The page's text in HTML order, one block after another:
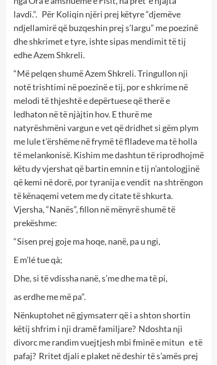
lavdi.”. Për Koliqin njëri prej këtyre “djemëve
ndjellamirë që buzqeshin prej s’largu” me poezinë
dhe shkrimet e tyre, ishte sipas mendimit të tij
edhe Azem Shkreli.
“Më pelqen shumë Azem Shkreli. Tringullon nji
notë trishtimi në poezinë e tij, por e shkrime në
melodi të thjeshtë e depërtuese që therë e
ledhaton në të njàjtin hov. E thurë me
natyrëshmëni vargun e vet që dridhet si gëm plym
me lule t’ërshëme në frymë të flladeve ma të holla
të melankonisë. Kishim me dashtun të riprodhojmë
këtu dy vjershat që bartin emnin e tij n’antologjinë
që kemi në dorë, por tyranija e vendit na shtrëngon
të kënaqemi vetem me dy citate të shkurta.
Vjersha, “Nanës”, fillon në mënyrë shumë të
prekëshme:
“Sisen prej goje ma hoqe, nanë, pa u ngi,
E m’lé tue qà;
Dhe, si të vdissha nanë, s’me dhe ma të pi,
as erdhe me më pa”.
Nënkuptohet në gjymsaterr që i a shton shortin
këtij shfrim i nji dramë familjare? Ndoshta nji
divorc me randim vuejtjesh mbi fmìnë e mitun e të
pafaj? Rritet djali e plaket në deshir të s’amës prej